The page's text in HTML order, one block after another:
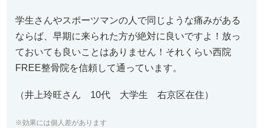
学生さんやスポーツマンの人で同じような痛みがある
ならば、早期に来られた方が絶対に良いですよ！放っ
ておいても良いことはありません！それくらい西院
FREE整骨院を信頼して通っています。
（井上玲旺さん 10代 大学生 右京区在住）
※効果には個人差があります